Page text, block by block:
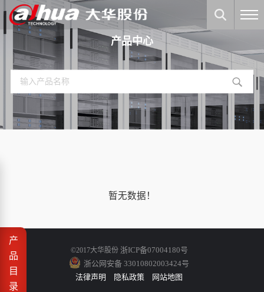
产品中心
产
品
目
录
暂无数据！
©2017大华股份 浙ICP备07004180号
浙公网安备 33010802003424号
法律声明
隐私政策 网站地图